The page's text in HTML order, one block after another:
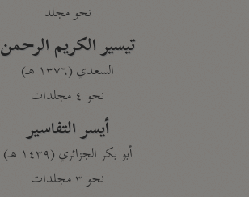
نحو مجلد
تيسير الكريم الرحمن
السعدي (١٣٧٦ هـ)
نحو ٤ مجلدات
أيسر التفاسير
أبو بكر الجزائري (١٤٣٩ هـ)
نحو ٣ مجلدات